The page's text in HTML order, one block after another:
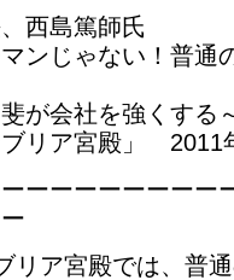
島篤師氏
じゃない！普通
会社を強くする
ア宮殿」 2011年
ーーーーーーーー
リア宮殿では、普